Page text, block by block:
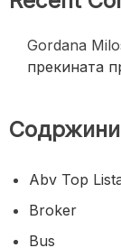
Gordana
прекината
Содржини
Abv Top
Broker
Bus